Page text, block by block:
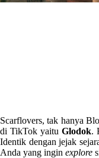
Scarflovers, tak hanya
di TikTok yaituGlodok.
Identik dengan jejak
Anda yang ingin explore